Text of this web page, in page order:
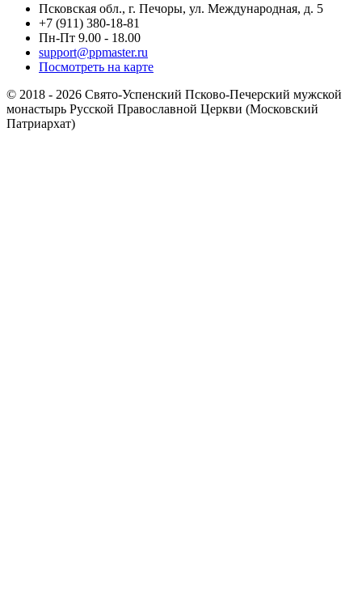
Псковская обл., г. Печоры, ул. Международная, д. 5
+7 (911) 380-18-81
Пн-Пт 9.00 - 18.00
support@ppmaster.ru
Посмотреть на карте
© 2018 - 2026 Свято-Успенский Псково-Печерский мужской
монастырь Русской Православной Церкви (Московский
Патриархат)